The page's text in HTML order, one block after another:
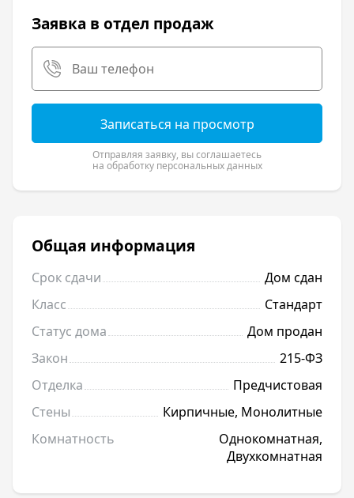
Заявка в отдел продаж
Записаться на просмотр
Отправляя заявку, вы соглашаетесь
на обработку персональных данных
Общая информация
Срок сдачи
Дом сдан
Класс
Стандарт
Статус дома
Дом продан
Закон
215-ФЗ
Отделка
Предчистовая
Стены
Кирпичные, Монолитные
Комнатность
Однокомнатная,
Двухкомнатная